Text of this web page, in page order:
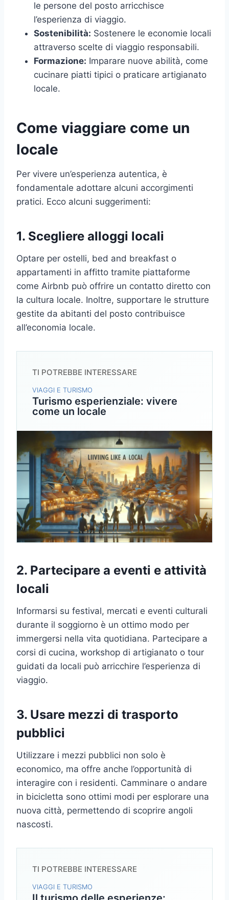
le persone del posto arricchisce
l’esperienza di viaggio.
Sostenibilità: Sostenere le economie locali
attraverso scelte di viaggio responsabili.
Formazione: Imparare nuove abilità, come
cucinare piatti tipici o praticare artigianato
locale.
Come viaggiare come un
locale
Per vivere un’esperienza autentica, è
fondamentale adottare alcuni accorgimenti
pratici. Ecco alcuni suggerimenti:
1. Scegliere alloggi locali
Optare per ostelli, bed and breakfast o
appartamenti in affitto tramite piattaforme
come Airbnb può offrire un contatto diretto con
la cultura locale. Inoltre, supportare le strutture
gestite da abitanti del posto contribuisce
all’economia locale.
TI POTREBBE INTERESSARE
VIAGGI E TURISMO
Turismo esperienziale: vivere
come un locale
2. Partecipare a eventi e attività
locali
Informarsi su festival, mercati e eventi culturali
durante il soggiorno è un ottimo modo per
immergersi nella vita quotidiana. Partecipare a
corsi di cucina, workshop di artigianato o tour
guidati da locali può arricchire l’esperienza di
viaggio.
3. Usare mezzi di trasporto
pubblici
Utilizzare i mezzi pubblici non solo è
economico, ma offre anche l’opportunità di
interagire con i residenti. Camminare o andare
in bicicletta sono ottimi modi per esplorare una
nuova città, permettendo di scoprire angoli
nascosti.
TI POTREBBE INTERESSARE
VIAGGI E TURISMO